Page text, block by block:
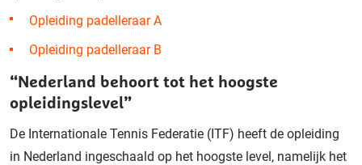
Opleiding padelleraar A
Opleiding padelleraar B
“Nederland behoort tot het hoogste
opleidingslevel”
De Internationale Tennis Federatie (ITF) heeft de opleiding
in Nederland ingeschaald op het hoogste level, namelijk het